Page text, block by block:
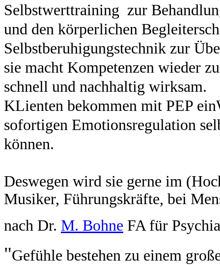
Selbstwerttraining zur
und den körperlichen
Selbstberuhigungstechnik zur
sie macht Kompetenzen wieder
schnell und nachhaltig wirksam.
KLienten bekommen mit PEP
sofortigen Emotionsregulation
können.
Deswegen wird sie gerne im
Musiker, Führungskräfte, bei
nach Dr. M. Bohne FA für
"Gefühle bestehen zu einem